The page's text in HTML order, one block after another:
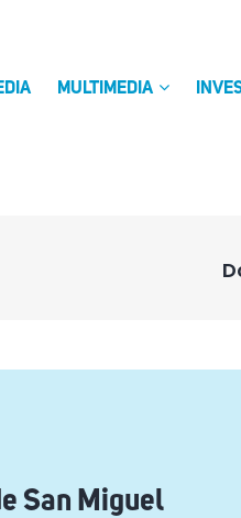
MULTIMEDIA
San Miguel